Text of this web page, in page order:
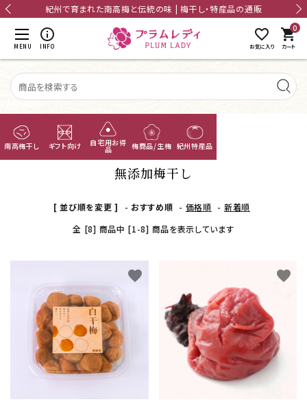
card_giftcard 送料無料 20,000円以上のお買上げで送料無料
MENU INFO お気に入り
0
shopping_cart
カート
無添加梅干し
あまちゃづる
国産干し梅
梅酒
南高梅干し ギフト向け 自宅用お得
品 梅商品/生梅 紀州特産品
ACCOUNT MENU
ようこそ ゲスト 様
meeting_room ログイン person 新規会員登録
紀州南高梅干し
TOP 無添加梅干し
無添加梅干し
[ 並び順を変更 ] - おすすめ順 - 価格順 - 新着順
全 [8] 商品中 [1-8] 商品を表示しています
favorite favorite